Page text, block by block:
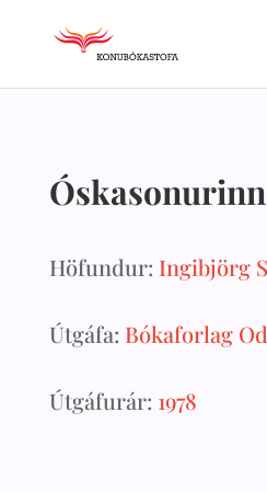
Óskasonurinn
Höfundur: Ingibjörg
Útgáfa: Bókaforlag
Útgáfurár: 1978